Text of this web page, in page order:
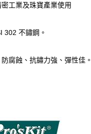
工業及珠寶產業使用
302 不鏽鋼。
腐蝕、抗鏽力強、彈性佳。